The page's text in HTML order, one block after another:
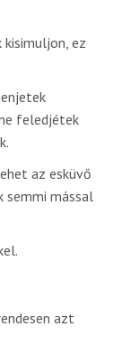
ez
feledjétek
az esküvő
semmi mással
azt